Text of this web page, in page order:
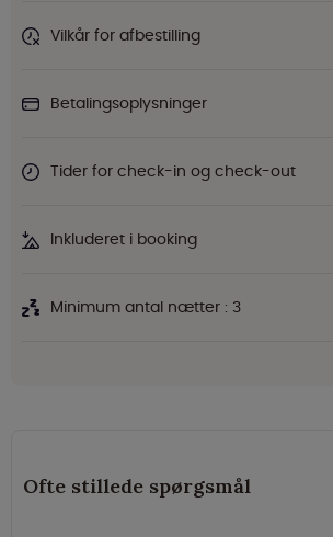
Vilkår for afbestilling
Betalingsoplysninger
Tider for check-in og check-out
Inkluderet i booking
Minimum antal nætter : 3
Ofte stillede spørgsmål